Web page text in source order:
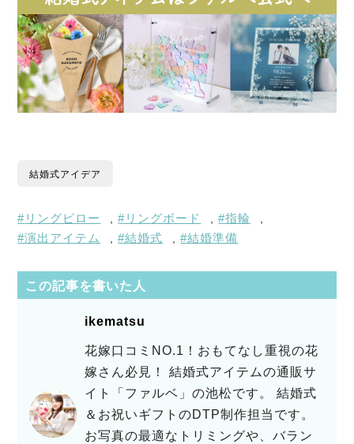
結婚式アイデア
リングピロー , リングボード , 指輪
演出アイテム , 結婚式 , 結婚準備
この記事を書いた人
ikematsu
花嫁口コミNO.1！おもてなし重視の花
嫁さん必見！ 結婚式アイテムの通販サ
イト「ファルベ」の池松です。 結婚式
＆お祝いギフトのDTP制作担当です。
お写真の最適なトリミングや、バラン